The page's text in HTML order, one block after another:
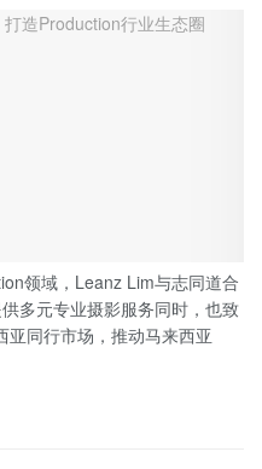
领域，Leanz Lim与志同道合
多元专业摄影服务同时，也致
亚同行市场，推动马来西亚